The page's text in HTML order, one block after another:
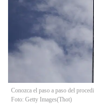
Conozca el paso a paso del
Foto: Getty Images(Thot)